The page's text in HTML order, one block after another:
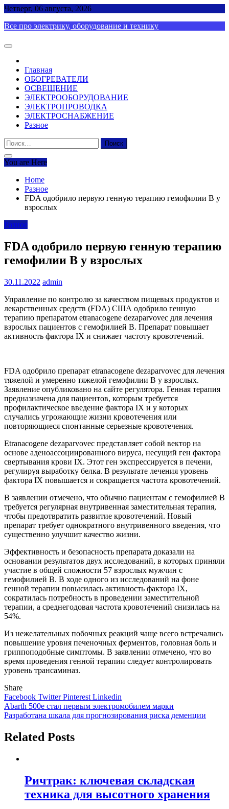
Skip
content
Четверг, 06 августа, 2026
Все про электрику, оборудование и технику
Главная
ОБОГРЕВАТЕЛИ
ОСВЕЩЕНИЕ
ЭЛЕКТРООБОРУДОВАНИЕ
ЭЛЕКТРОПРОВОДКА
ЭЛЕКТРОСНАБЖЕНИЕ
Разное
Найти:
You are Here
Home
Разное
FDA одобрило первую генную терапию гемофилии В у
взрослых
Разное
FDA одобрило первую генную терапию
гемофилии В у взрослых
30.11.2022 admin
Управление по контролю за качеством пищевых продуктов и
лекарственных средств (FDA) США одобрило генную
терапию препаратом etranacogene dezaparvovec для лечения
взрослых пациентов с гемофилией В. Препарат повышает
активность фактора IX и снижает частоту кровотечений.
FDA одобрило препарат etranacogene dezaparvovec для лечения
тяжелой и умеренно тяжелой гемофилии В у взрослых.
Заявление опубликовано на сайте регулятора. Генная терапия
предназначена для пациентов, которым требуется
профилактическое введение фактора IX и у которых
случались угрожающие жизни кровотечения или
повторяющиеся спонтанные серьезные кровотечения.
Etranacogene dezaparvovec представляет собой вектор на
основе аденоассоциированного вируса, несущий ген фактора
свертывания крови IX. Этот ген экспрессируется в печени,
регулируя выработку белка. В результате лечения уровень
фактора IX повышается и сокращается частота кровотечений.
В заявлении отмечено, что обычно пациентам с гемофилией В
требуется регулярная внутривенная заместительная терапия,
чтобы предотвратить развитие кровотечений. Новый
препарат требует однократного внутривенного введения, что
существенно улучшит качество жизни.
Эффективность и безопасность препарата доказали на
основании результатов двух исследований, в которых приняли
участие в общей сложности 57 взрослых мужчин с
гемофилией В. В ходе одного из исследований на фоне
генной терапии повысилась активность фактора IX,
сократилась потребность в проведении заместительной
терапии, а среднегодовая частота кровотечений снизилась на
54%.
Из нежелательных побочных реакций чаще всего встречались
повышение уровня печеночных ферментов, головная боль и
гриппоподобные симптомы. В заявлении отмечено, что во
время проведения генной терапии следует контролировать
уровень трансаминаз.
Share
Facebook TwitterPinterest Linkedin
Навигация
по
записям
Abarth 500e стал первым электромобилем марки
Разработана шкала для прогнозирования риска деменции
Related Posts
Ричтрак: ключевая складская
техника для высотного хранения